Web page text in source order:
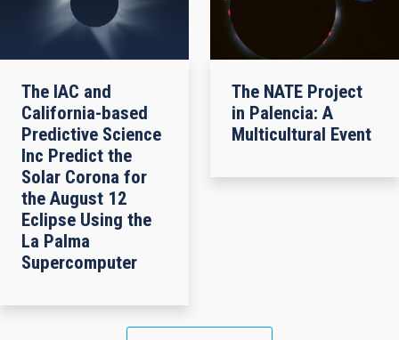
The IAC and
California-based
Predictive Science
Inc Predict the
Solar Corona for
the August 12
Eclipse Using the
La Palma
Supercomputer
The NATE Project
in Palencia: A
Multicultural Event